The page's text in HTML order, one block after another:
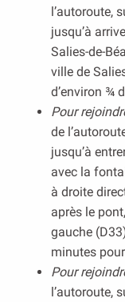
l’autoroute,
jusqu’à
Salies-de-
ville de
d’environ ¾
Pour
de
jusqu’à
avec la
à droite
après le
gauche
minutes
Pour
l’autoroute,